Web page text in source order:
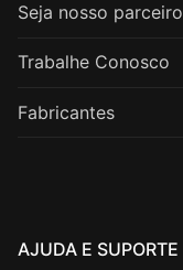
Seja nosso parceiro
Trabalhe Conosco
Fabricantes
AJUDA E SUPORTE